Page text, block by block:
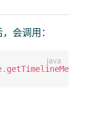
，会调用：
.